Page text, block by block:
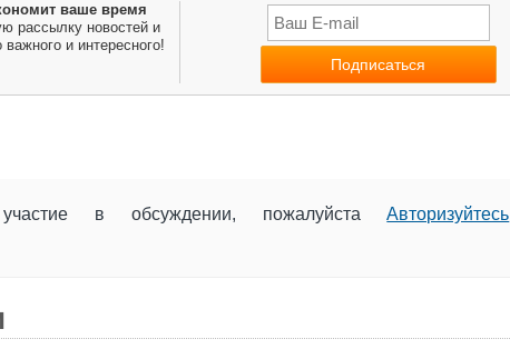
ваше время
рассылку новостей и
и интересного!
в обсуждении, пожалуйстаАвторизуйтесь